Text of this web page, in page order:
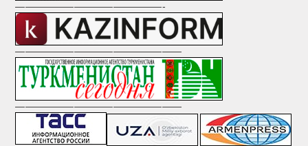
———————————————-
—————————————————
—————————————————